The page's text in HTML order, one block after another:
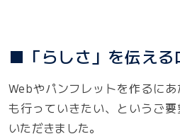
■「らしさ」を伝える
Webやパンフレットを作るに
も行っていきたい、というご
いただきました。